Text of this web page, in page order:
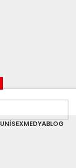
UNISEXMEDYABLOG